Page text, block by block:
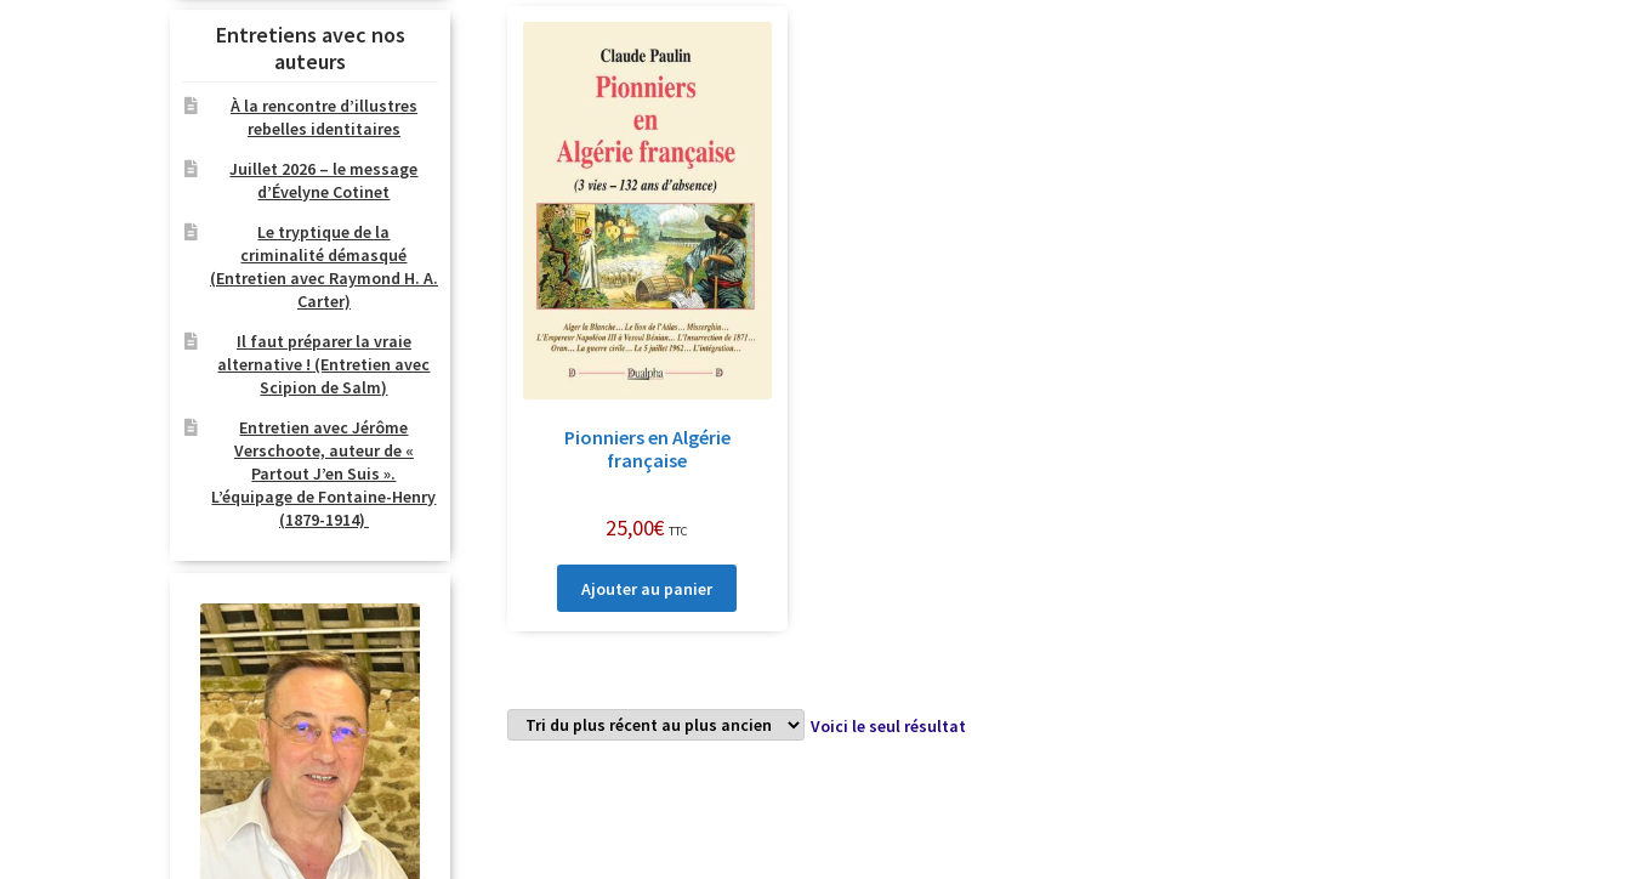
Pionniers en Algérie
française
25,00€ TTC
Ajouter au panier
Voici le seul résultat
Entretiens avec nos
auteurs
À la rencontre d’illustres
rebelles identitaires
Juillet 2026 – le message
d’Évelyne Cotinet
Le tryptique de la
criminalité démasqué
(Entretien avec Raymond H. A.
Carter)
Il faut préparer la vraie
alternative ! (Entretien avec
Scipion de Salm)
Entretien avec Jérôme
Verschoote, auteur de «
Partout J’en Suis ».
L’équipage de Fontaine-Henry
(1879-1914)